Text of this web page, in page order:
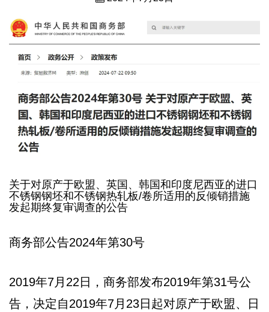
关于对原产于欧盟、英国、韩国和印度尼西亚的进口
不锈钢钢坯和不锈钢热轧板/卷所适用的反倾销措施
发起期终复审调查的公告
商务部公告2024年第30号
2019年7月22日，商务部发布2019年第31号公
告，决定自2019年7月23日起对原产于欧盟、日